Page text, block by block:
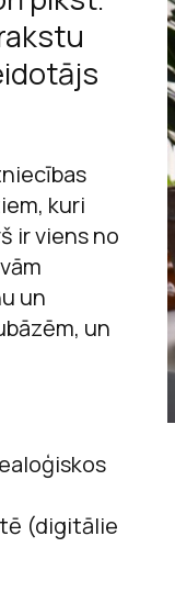
Ojārs
kuri
ir viens no
un
un
(digitālie